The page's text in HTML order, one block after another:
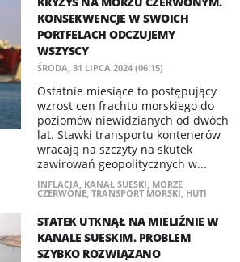
KONSEKWENCJE W SWOICH
PORTFELACH ODCZUJEMY
WSZYSCY
ŚRODA, 31 LIPCA 2024 (06:15)
Ostatnie miesiące to postępujący
wzrost cen frachtu morskiego do
poziomów niewidzianych od dwóch
lat. Stawki transportu kontenerów
wracają na szczyty na skutek
zawirowań geopolitycznych w...
INFLACJA, KANAŁ SUESKI, MORZE
CZERWONE, TRANSPORT MORSKI, HUTI
STATEK UTKNĄŁ NA MIELIŹNIE W
KANALE SUESKIM. PROBLEM
SZYBKO ROZWIĄZANO